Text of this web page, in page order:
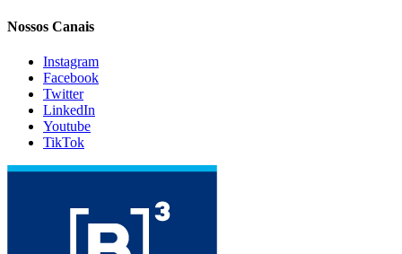
Nossos Canais
Instagram
Facebook
Twitter
LinkedIn
Youtube
TikTok